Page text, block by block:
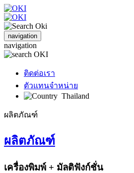
navigation
navigation
ติดต่อเรา
ตัวแทนจำหน่าย
Thailand
ผลิตภัณฑ์
ผลิตภัณฑ์
เครื่องพิมพ์ + มัลติฟังก์ชั่น